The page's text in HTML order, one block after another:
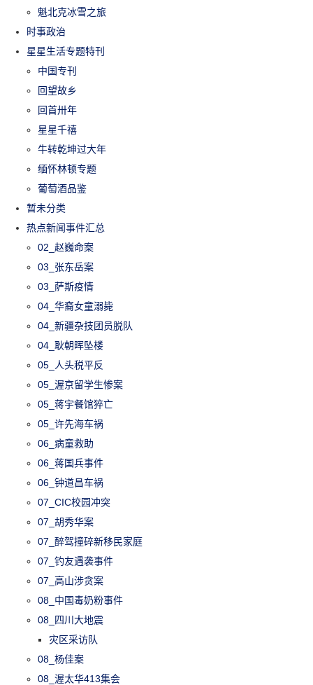
魁北克冰雪之旅
时事政治
星星生活专题特刊
中国专刊
回望故乡
回首卅年
星星千禧
牛转乾坤过大年
缅怀林顿专题
葡萄酒品鉴
暂未分类
热点新闻事件汇总
02_赵巍命案
03_张东岳案
03_萨斯疫情
04_华裔女童溺毙
04_新疆杂技团员脱队
04_耿朝晖坠楼
05_人头税平反
05_渥京留学生惨案
05_蒋宇餐馆猝亡
05_许先海车祸
06_病童救助
06_蒋国兵事件
06_钟道昌车祸
07_CIC校园冲突
07_胡秀华案
07_醉驾撞碎新移民家庭
07_钓友遇袭事件
07_高山涉贪案
08_中国毒奶粉事件
08_四川大地震
灾区采访队
08_杨佳案
08_渥太华413集会